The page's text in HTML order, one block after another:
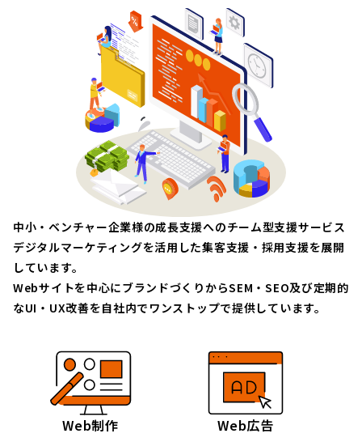
中小・ベンチャー企業様の成長支援へのチーム型支援サービス
デジタルマーケティングを活用した集客支援・採用支援を展開
しています。
Webサイトを中心にブランドづくりからSEM・SEO及び定期的
なUI・UX改善を自社内でワンストップで提供しています。
Web制作 Web広告